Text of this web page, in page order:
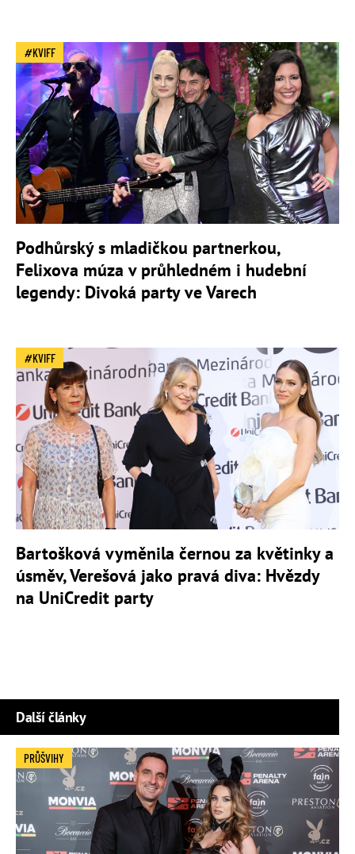
KVIFF
Podhůrský s mladičkou partnerkou,
Felixova múza v průhledném i hudební
legendy: Divoká party ve Varech
KVIFF
Bartošková vyměnila černou za květinky a
úsměv, Verešová jako pravá diva: Hvězdy
na UniCredit party
Další články
PRŮŠVIHY